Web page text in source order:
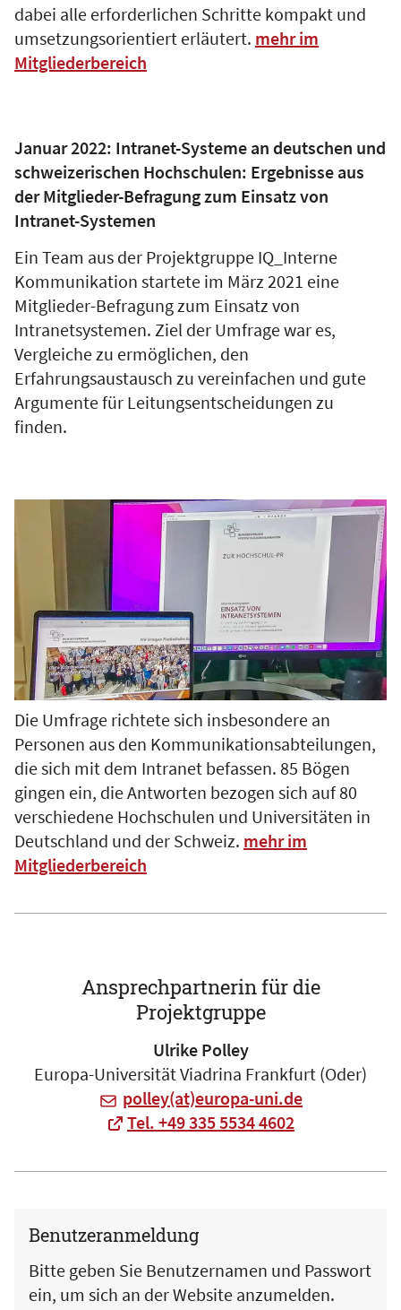
dabei alle erforderlichen Schritte kompakt und
umsetzungsorientiert erläutert. mehr im
Mitgliederbereich
Januar 2022: Intranet-Systeme an deutschen und
schweizerischen Hochschulen: Ergebnisse aus
der Mitglieder-Befragung zum Einsatz von
Intranet-Systemen
Ein Team aus der Projektgruppe IQ_Interne
Kommunikation startete im März 2021 eine
Mitglieder-Befragung zum Einsatz von
Intranetsystemen. Ziel der Umfrage war es,
Vergleiche zu ermöglichen, den
Erfahrungsaustausch zu vereinfachen und gute
Argumente für Leitungsentscheidungen zu
finden.
Die Umfrage richtete sich insbesondere an
Personen aus den Kommunikationsabteilungen,
die sich mit dem Intranet befassen. 85 Bögen
gingen ein, die Antworten bezogen sich auf 80
verschiedene Hochschulen und Universitäten in
Deutschland und der Schweiz. mehr im
Mitgliederbereich
Ansprechpartnerin für die
Projektgruppe
Ulrike Polley
Europa-Universität Viadrina Frankfurt (Oder)
polley(at)europa-uni.de
Tel. +49 335 5534 4602
Benutzeranmeldung
Bitte geben Sie Benutzernamen und Passwort
ein, um sich an der Website anzumelden.